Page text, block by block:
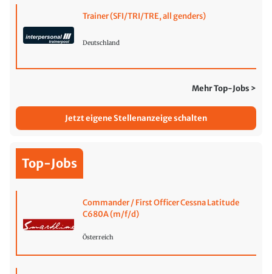
Trainer (SFI/TRI/TRE, all genders)
Deutschland
Mehr Top-Jobs >
Jetzt eigene Stellenanzeige schalten
Top-Jobs
Commander / First Officer Cessna Latitude
C680A (m/f/d)
Österreich